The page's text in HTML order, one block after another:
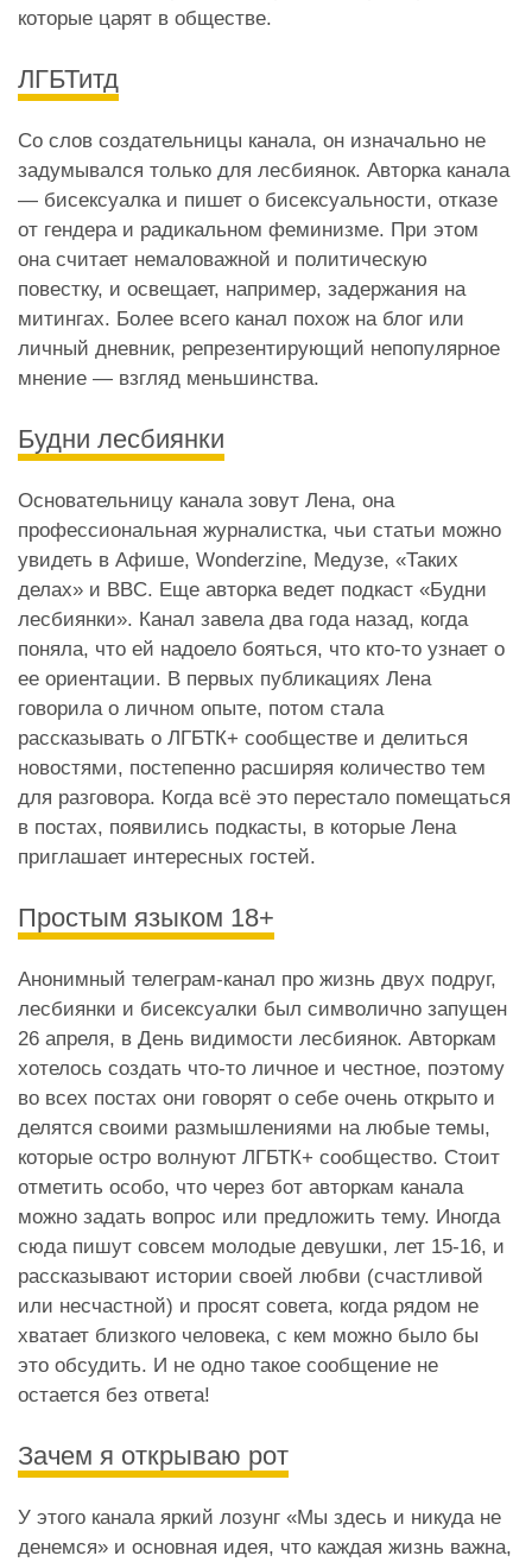
которые царят в обществе.
ЛГБТитд
Со слов создательницы канала, он изначально не
задумывался только для лесбиянок. Авторка канала
— бисексуалка и пишет о бисексуальности, отказе
от гендера и радикальном феминизме. При этом
она считает немаловажной и политическую
повестку, и освещает, например, задержания на
митингах. Более всего канал похож на блог или
личный дневник, репрезентирующий непопулярное
мнение — взгляд меньшинства.
Будни лесбиянки
Основательницу канала зовут Лена, она
профессиональная журналистка, чьи статьи можно
увидеть в Афише, Wonderzine, Медузе, «Таких
делах» и BBC. Еще авторка ведет подкаст «Будни
лесбиянки». Канал завела два года назад, когда
поняла, что ей надоело бояться, что кто-то узнает о
ее ориентации. В первых публикациях Лена
говорила о личном опыте, потом стала
рассказывать о ЛГБТК+ сообществе и делиться
новостями, постепенно расширяя количество тем
для разговора. Когда всё это перестало помещаться
в постах, появились подкасты, в которые Лена
приглашает интересных гостей.
Простым языком 18+
Анонимный телеграм-канал про жизнь двух подруг,
лесбиянки и бисексуалки был символично запущен
26 апреля, в День видимости лесбиянок. Авторкам
хотелось создать что-то личное и честное, поэтому
во всех постах они говорят о себе очень открыто и
делятся своими размышлениями на любые темы,
которые остро волнуют ЛГБТК+ сообщество. Стоит
отметить особо, что через бот авторкам канала
можно задать вопрос или предложить тему. Иногда
сюда пишут совсем молодые девушки, лет 15-16, и
рассказывают истории своей любви (счастливой
или несчастной) и просят совета, когда рядом не
хватает близкого человека, с кем можно было бы
это обсудить. И не одно такое сообщение не
остается без ответа!
Зачем я открываю рот
У этого канала яркий лозунг «Мы здесь и никуда не
денемся» и основная идея, что каждая жизнь важна,